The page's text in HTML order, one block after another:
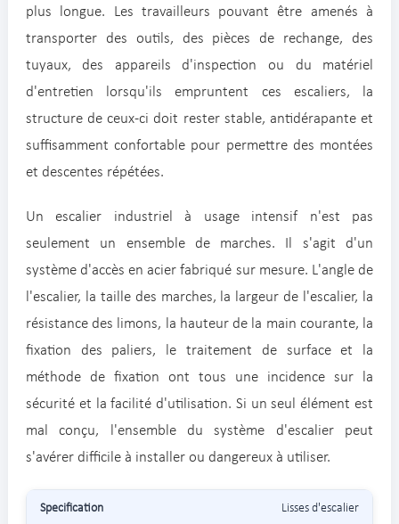
plus longue. Les travailleurs pouvant être amenés à
transporter des outils, des pièces de rechange, des
tuyaux, des appareils d'inspection ou du matériel
d'entretien lorsqu'ils empruntent ces escaliers, la
structure de ceux-ci doit rester stable, antidérapante et
suffisamment confortable pour permettre des montées
et descentes répétées.
Un escalier industriel à usage intensif n'est pas
seulement un ensemble de marches. Il s'agit d'un
système d'accès en acier fabriqué sur mesure. L'angle de
l'escalier, la taille des marches, la largeur de l'escalier, la
résistance des limons, la hauteur de la main courante, la
fixation des paliers, le traitement de surface et la
méthode de fixation ont tous une incidence sur la
sécurité et la facilité d'utilisation. Si un seul élément est
mal conçu, l'ensemble du système d'escalier peut
s'avérer difficile à installer ou dangereux à utiliser.
Lisses d'escalier